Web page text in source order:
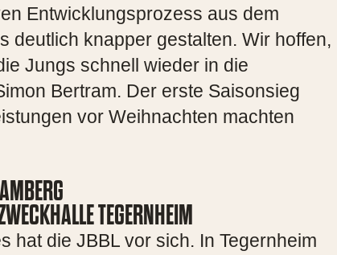
Entwicklungsprozess aus dem
deutlich knapper gestalten. Wir hoffen,
Jungs schnell wieder in die
Bertram. Der erste Saisonsieg
vor Weihnachten machten
TEGERNHEIM
hat die JBBL vor sich. In Tegernheim